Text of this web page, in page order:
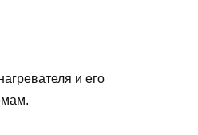
и его